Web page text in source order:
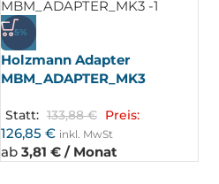
-5%
Holzmann Adapter
MBM_ADAPTER_MK3
Statt: 133,88€ Preis:
126,85 € inkl. MwSt
ab 3,81 € / Monat